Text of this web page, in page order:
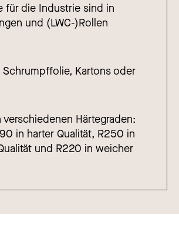
für die Industrie sind in
und (LWC-)Rollen
Kartons oder
verschiedenen Härtegraden:
in harter Qualität, R250 in
und R220 in weicher